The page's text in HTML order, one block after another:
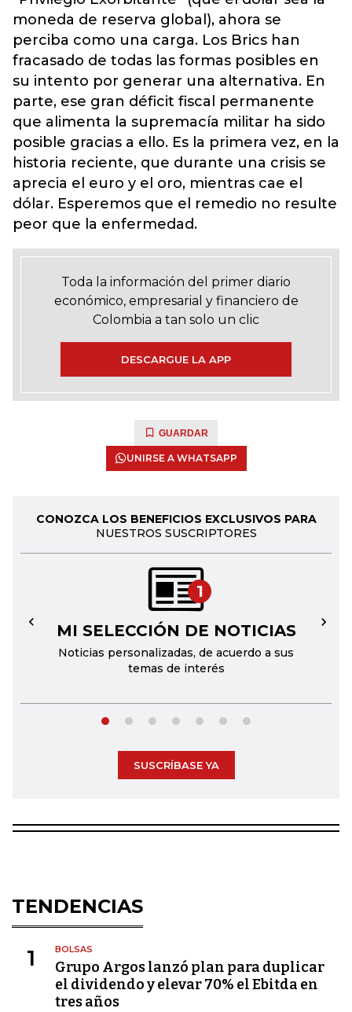
moneda de reserva global), ahora se
perciba como una carga. Los Brics han
fracasado de todas las formas posibles en
su intento por generar una alternativa. En
parte, ese gran déficit fiscal permanente
que alimenta la supremacía militar ha sido
posible gracias a ello. Es la primera vez, en la
historia reciente, que durante una crisis se
aprecia el euro y el oro, mientras cae el
dólar. Esperemos que el remedio no resulte
peor que la enfermedad.
Toda la información del primer diario
económico, empresarial y financiero de
Colombia a tan solo un clic
DESCARGUE LA APP
GUARDAR
UNIRSE A WHATSAPP
CONOZCA LOS BENEFICIOS EXCLUSIVOS PARA
NUESTROS SUSCRIPTORES
1
MI SELECCIÓN DE NOTICIAS
Noticias personalizadas, de acuerdo a sus
temas de interés
← →
SUSCRÍBASE YA
TENDENCIAS
1 BOLSAS
Grupo Argos lanzó plan para duplicar
el dividendo y elevar 70% el Ebitda en
tres años